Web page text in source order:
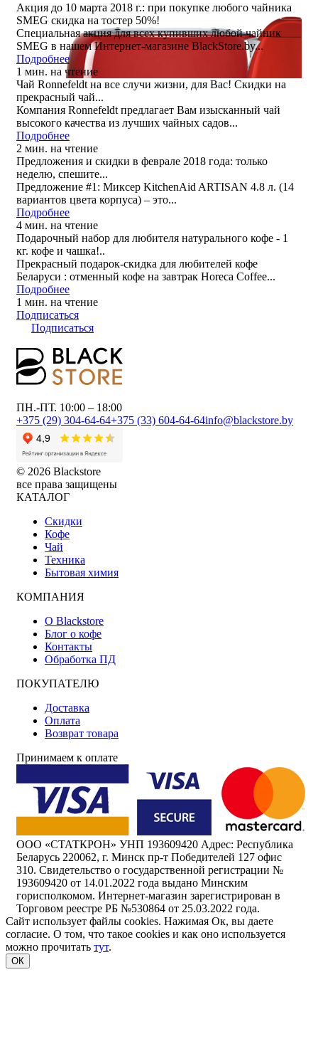
Акция до 10 марта 2018 г.: при покупке любого чайника
SMEG скидка на тостер 50%!
Специальная акция для всех купивших любой чайник
SMEG в нашем Интернет-магазине BlackStore.by...
Подробнее
1 мин. на чтение
Чай Ronnefeldt на все случи жизни, для Вас! Скидки на
прекрасный чай...
Компания Ronnefeldt предлагает Вам изысканный чай
высокого качества из лучших чайных садов...
Подробнее
2 мин. на чтение
Предложения и скидки в феврале 2018 года: только
неделю, спешите...
Предложение #1: Миксер KitchenAid ARTISAN 4.8 л. (14
вариантов цвета корпуса) – это...
Подробнее
4 мин. на чтение
Подарочный набор для любителя натурального кофе - 1
кг. кофе и чашка!..
Прекрасный подарок-скидка для любителей кофе
Беларуси : отменный кофе на завтрак Horeca Coffee...
Подробнее
1 мин. на чтение
Подписаться
Подписаться
ПН.-ПТ. 10:00 – 18:00
+375 (29) 304-64-64+375 (33) 604-64-64info@blackstore.by
© 2026 Blackstore
все права защищены
КАТАЛОГ
Скидки
Кофе
Чай
Техника
Бытовая химия
КОМПАНИЯ
О Blackstore
Блог о кофе
Контакты
Обработка ПД
ПОКУПАТЕЛЮ
Доставка
Оплата
Возврат товара
Принимаем к оплате
ООО «СТАТКРОН» УНП 193609420 Адрес: Республика
Беларусь 220062, г. Минск пр-т Победителей 127 офис
310. Свидетельство о государственной регистрации №
193609420 от 14.01.2022 года выдано Минским
горисполкомом. Интернет-магазин зарегистрирован в
Торговом реестре РБ №530864 от 25.03.2022 года.
Сайт использует файлы cookies. Нажимая Ок, вы даете
согласие. О том, что такое cookies и как оно используется
можно прочитать тут.
ОК